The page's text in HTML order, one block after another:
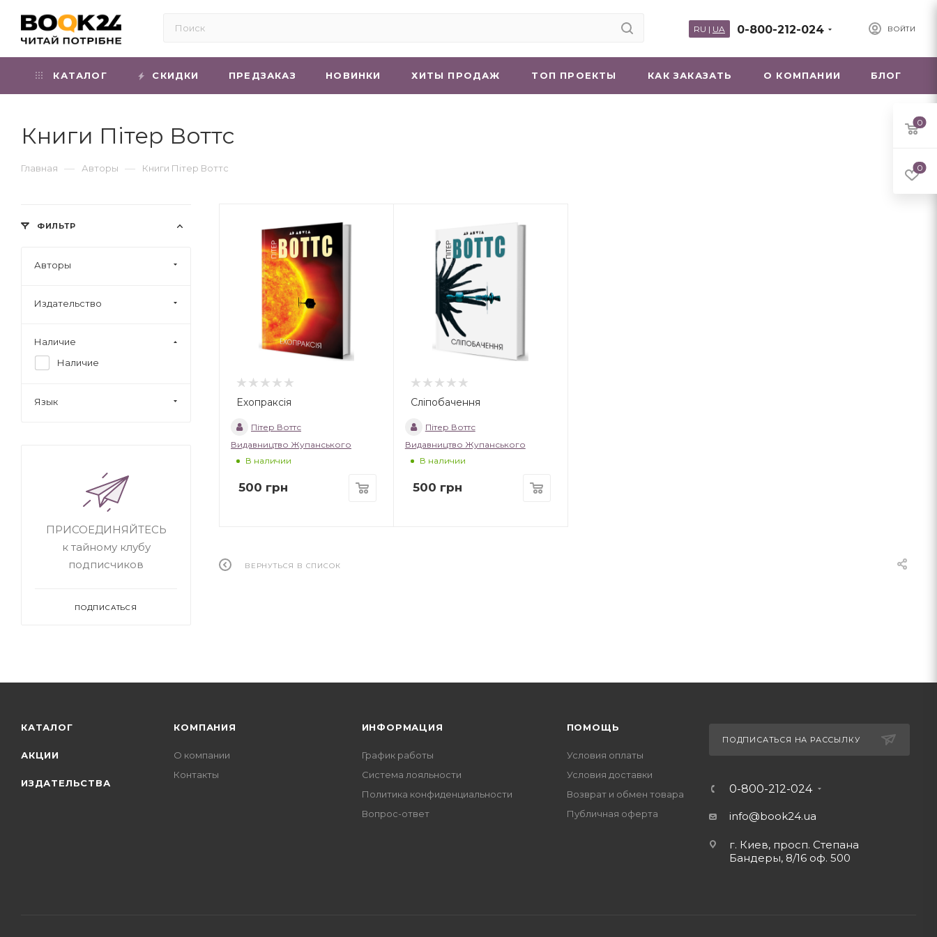
ВОЙТИ
0-800-212-024
RU | UA
КАТАЛОГ СКИДКИ ПРЕДЗАКАЗ НОВИНКИ ХИТЫ ПРОДАЖ ТОП ПРОЕКТЫ КАК ЗАКАЗАТЬ О КОМПАНИИ БЛОГ
Книги Пітер Воттс
Главная — Авторы — Книги Пітер Воттс
Ехопраксія
Пітер Воттс
Видавництво Жупанського
В наличии
500 грн
Сліпобачення
Пітер Воттс
Видавництво Жупанського
В наличии
500 грн
ВЕРНУТЬСЯ В СПИСОК
ФИЛЬТР
Авторы
Издательство
Наличие
Наличие
Язык
ПРИСОЕДИНЯЙТЕСЬ
к тайному клубу
подписчиков
ПОДПИСАТЬСЯ
КАТАЛОГ
АКЦИИ
ИЗДАТЕЛЬСТВА
КОМПАНИЯ
О компании
Контакты
ИНФОРМАЦИЯ
График работы
Система лояльности
Политика конфиденциальности
Вопрос-ответ
ПОМОЩЬ
Условия оплаты
Условия доставки
Возврат и обмен товара
Публичная оферта
ПОДПИСАТЬСЯ НА РАССЫЛКУ
0-800-212-024
info@book24.ua
г. Киев, просп. Степана
Бандеры, 8/16 оф. 500
0
0